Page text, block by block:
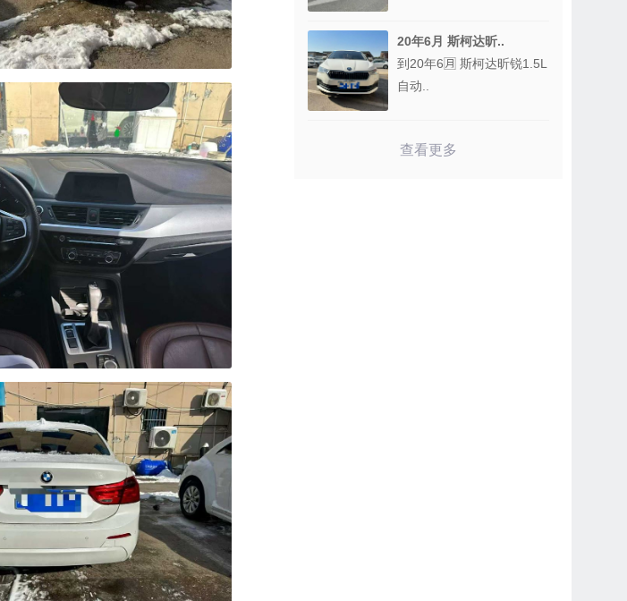
20年6月 斯柯达昕..
到20年6🈷️ 斯柯达昕锐1.5L
自动..
查看更多